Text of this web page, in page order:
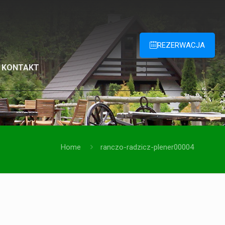
KONTAKT
REZERWACJA
Home ranczo-radzicz-plener00004